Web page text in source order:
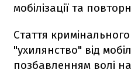
мобілізації та
Стаття
"ухилянство" від
позбавленням волі